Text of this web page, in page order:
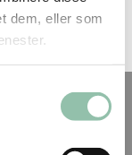
dem, eller som